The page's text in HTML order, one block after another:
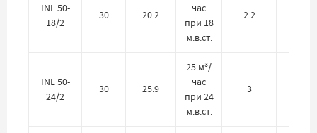
INL 50-
18/2
30 20.2
час
при 18
м.в.ст.
2.2
INL 50-
24/2
30 25.9
25 м³/
час
при 24
м.в.ст.
3